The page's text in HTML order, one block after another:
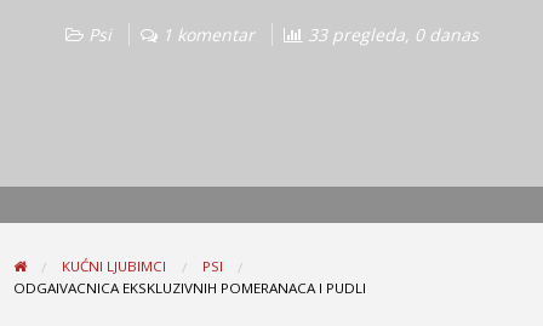
Psi 1 komentar 33 pregleda, 0 danas
KUĆNI LJUBIMCI
PSI
ODGAIVACNICA EKSKLUZIVNIH POMERANACA I PUDLI